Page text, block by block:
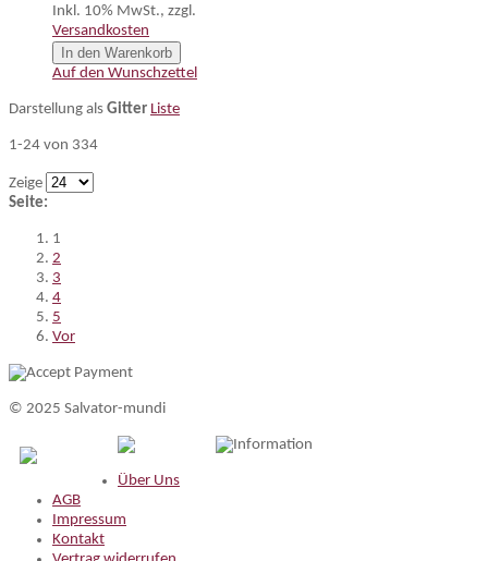
Inkl. 10% MwSt., zzgl.
Versandkosten
In den Warenkorb
Auf den Wunschzettel
Darstellung als Gitter Liste
1-24 von 334
Zeige
Seite:
1
2
3
4
5
Vor
© 2025 Salvator-mundi
Information
Über Uns
AGB
Impressum
Kontakt